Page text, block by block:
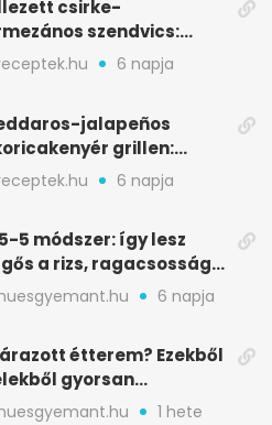
csirke-
szendvics:
csirke, olvadó sajt
6 napja
jalapeños
grillen:
alj, puha belső
6 napja
5 módszer: így lesz
a rizs, ragacsosság
6 napja
étterem? Ezekből
gyorsan
1 hete